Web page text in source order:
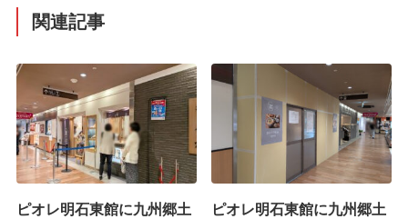
関連記事
ピオレ明石東館に九州郷土
ピオレ明石東館に九州郷土